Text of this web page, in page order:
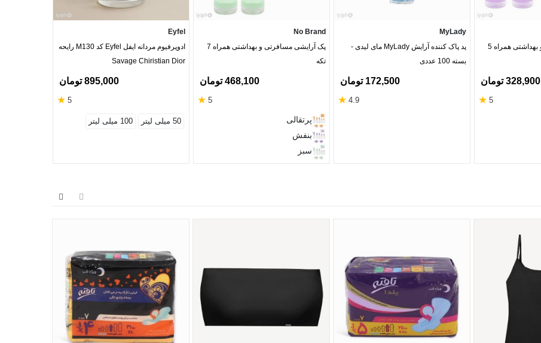
پک آرایشی مسافرتی و بهداشتی همراه 5
328,900 تومان
5
★
MyLady
پد پاک کننده آرایش MyLady مای لیدی -
بسته 100 عددی
172,500 تومان
4.9
★
No Brand
پک آرایشی مسافرتی و بهداشتی همراه 7
تکه
468,100 تومان
5
★
پرتقالی
بنفش
سبز
Eyfel
ادوپرفیوم مردانه ایفل Eyfel کد M130 رایحه
Savage Chiristian Dior
895,000 تومان
5
★
50 میلی لیتر 100 میلی لیتر